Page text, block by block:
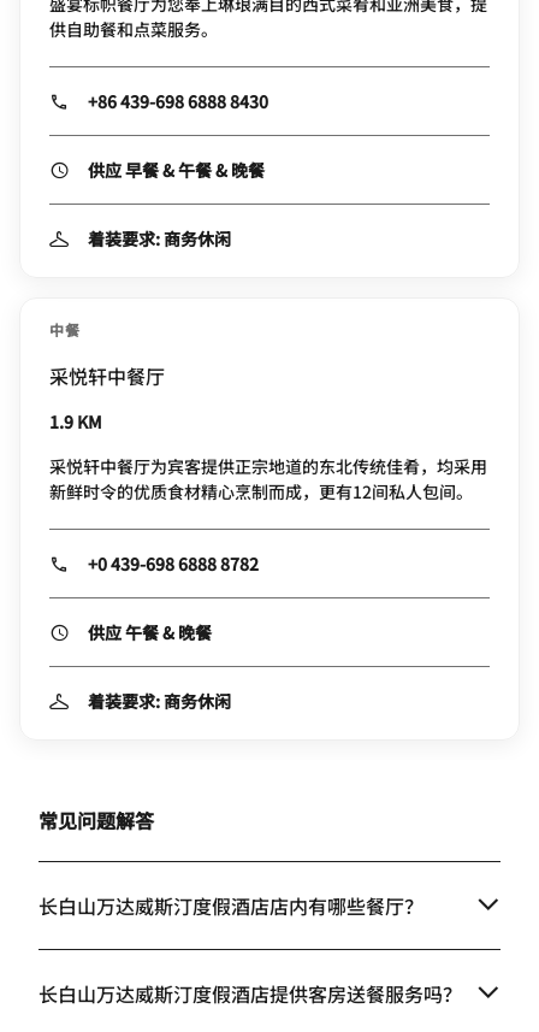
供自助餐和点菜服务。
+86 439-698 6888 8430
供应 早餐 & 午餐 & 晚餐
着装要求: 商务休闲
中餐
采悦轩中餐厅
1.9 KM
采悦轩中餐厅为宾客提供正宗地道的东北传统佳肴，均采用
新鲜时令的优质食材精心烹制而成，更有12间私人包间。
+0 439-698 6888 8782
供应 午餐 & 晚餐
着装要求: 商务休闲
常见问题解答
长白山万达威斯汀度假酒店店内有哪些餐厅？
长白山万达威斯汀度假酒店提供客房送餐服务吗？